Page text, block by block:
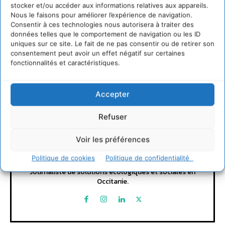
stocker et/ou accéder aux informations relatives aux appareils.
Nous le faisons pour améliorer l’expérience de navigation.
Consentir à ces technologies nous autorisera à traiter des
données telles que le comportement de navigation ou les ID
uniques sur ce site. Le fait de ne pas consentir ou de retirer son
consentement peut avoir un effet négatif sur certaines
fonctionnalités et caractéristiques.
Accepter
Refuser
Voir les préférences
Politique de cookies Politique de confidentialité
LAISSER UN COMMENTAIRE
CONNECTER POUR LAISSER UN COMMENTAIRE
David Naulin
https://cdurable.info
Journaliste de solutions écologiques et sociales en
Occitanie.